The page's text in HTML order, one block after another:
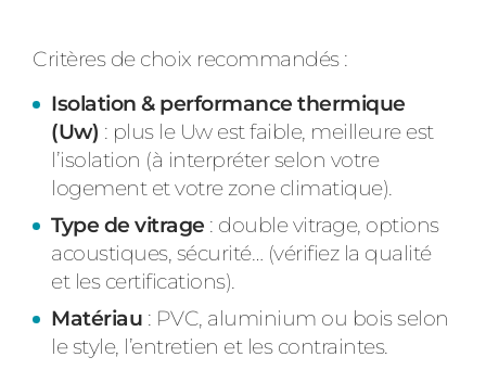
Critères de choix recommandés :
Isolation & performance thermique
(Uw) : plus le Uw est faible, meilleure est
l’isolation (à interpréter selon votre
logement et votre zone climatique).
Type de vitrage : double vitrage, options
acoustiques, sécurité… (vérifiez la qualité
et les certifications).
Matériau : PVC, aluminium ou bois selon
le style, l’entretien et les contraintes.